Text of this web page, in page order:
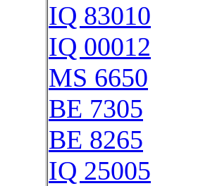
IQ 83010
IQ 00012
MS 6650
BE 7305
BE 8265
IQ 25005